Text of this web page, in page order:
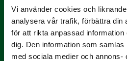
Vi använder cookies och
analysera vår trafik, förbättra din
för att rikta anpassad
dig. Den information som
med sociala medier och annons-